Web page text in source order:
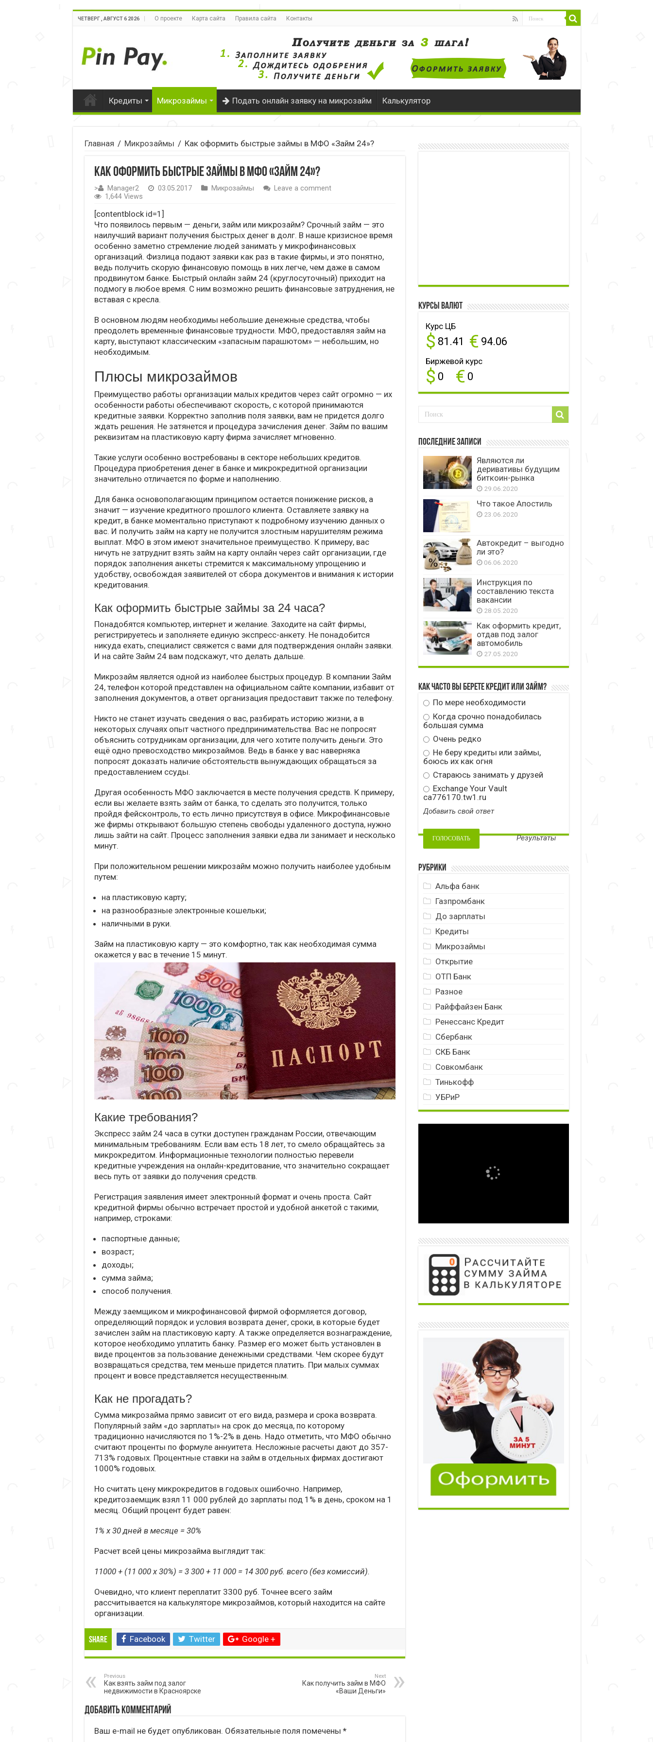
ЧЕТВЕРГ , АВГУСТ 6 2026 О проекте Карта сайта Правила сайта Контакты
Кредиты Микрозаймы Подать онлайн заявку на микрозайм Калькулятор
Главная / Микрозаймы / Как оформить быстрые займы в МФО «Займ 24»?
Как оформить быстрые займы в МФО «Займ 24»?
> Manager2 03.05.2017 Микрозаймы
Leave a comment
1,644 Views
[contentblock id=1]
Что появилось первым — деньги, займ или микрозайм? Срочный займ — это
наилучший вариант получения быстрых денег в долг. В наше кризисное время
особенно заметно стремление людей занимать у микрофинансовых
организаций. Физлица подают заявки как раз в такие фирмы, и это понятно,
ведь получить скорую финансовую помощь в них легче, чем даже в самом
продвинутом банке. Быстрый онлайн займ 24 (круглосуточный) приходит на
подмогу в любое время. С ним возможно решить финансовые затруднения, не
вставая с кресла.
В основном людям необходимы небольшие денежные средства, чтобы
преодолеть временные финансовые трудности. МФО, предоставляя займ на
карту, выступают классическим «запасным парашютом» — небольшим, но
необходимым.
Плюсы микрозаймов
Преимущество работы организации малых кредитов через сайт огромно — их
особенности работы обеспечивают скорость, с которой принимаются
кредитные заявки. Корректно заполнив поля заявки, вам не придется долго
ждать решения. Не затянется и процедура зачисления денег. Займ по вашим
реквизитам на пластиковую карту фирма зачисляет мгновенно.
Такие услуги особенно востребованы в секторе небольших кредитов.
Процедура приобретения денег в банке и микрокредитной организации
значительно отличается по форме и наполнению.
Для банка основополагающим принципом остается понижение рисков, а
значит — изучение кредитного прошлого клиента. Оставляете заявку на
кредит, в банке моментально приступают к подробному изучению данных о
вас. И получить займ на карту не получится злостным нарушителям режима
выплат. МФО в этом имеют значительное преимущество. К примеру, вас
ничуть не затруднит взять займ на карту онлайн через сайт организации, где
порядок заполнения анкеты стремится к максимальному упрощению и
удобству, освобождая заявителей от сбора документов и внимания к истории
кредитования.
Как оформить быстрые займы за 24 часа?
Понадобятся компьютер, интернет и желание. Заходите на сайт фирмы,
регистрируетесь и заполняете единую экспресс-анкету. Не понадобится
никуда ехать, специалист свяжется с вами для подтверждения онлайн заявки.
И на сайте Займ 24 вам подскажут, что делать дальше.
Микрозайм является одной из наиболее быстрых процедур. В компании Займ
24, телефон которой представлен на официальном сайте компании, избавит от
заполнения документов, а ответ организация предоставит также по телефону.
Никто не станет изучать сведения о вас, разбирать историю жизни, а в
некоторых случаях опыт частного предпринимательства. Вас не попросят
объяснить сотрудникам организации, для чего хотите получить деньги. Это
ещё одно превосходство микрозаймов. Ведь в банке у вас наверняка
попросят доказать наличие обстоятельств вынуждающих обращаться за
предоставлением ссуды.
Другая особенность МФО заключается в месте получения средств. К примеру,
если вы желаете взять займ от банка, то сделать это получится, только
пройдя фейсконтроль, то есть лично присутствуя в офисе. Микрофинансовые
же фирмы открывают большую степень свободы удаленного доступа, нужно
лишь зайти на сайт. Процесс заполнения заявки едва ли занимает и несколько
минут.
При положительном решении микрозайм можно получить наиболее удобным
путем:
на пластиковую карту;
на разнообразные электронные кошельки;
наличными в руки.
Займ на пластиковую карту — это комфортно, так как необходимая сумма
окажется у вас в течение 15 минут.
Какие требования?
Экспресс займ 24 часа в сутки доступен гражданам России, отвечающим
минимальным требованиям. Если вам есть 18 лет, то смело обращайтесь за
микрокредитом. Информационные технологии полностью перевели
кредитные учреждения на онлайн-кредитование, что значительно сокращает
весь путь от заявки до получения средств.
Регистрация заявления имеет электронный формат и очень проста. Сайт
кредитной фирмы обычно встречает простой и удобной анкетой с такими,
например, строками:
паспортные данные;
возраст;
доходы;
сумма займа;
способ получения.
Между заемщиком и микрофинансовой фирмой оформляется договор,
определяющий порядок и условия возврата денег, сроки, в которые будет
зачислен займ на пластиковую карту. А также определяется вознаграждение,
которое необходимо уплатить банку. Размер его может быть установлен в
виде процентов за пользование денежными средствами. Чем скорее будут
возвращаться средства, тем меньше придется платить. При малых суммах
процент и вовсе представляется несущественным.
Как не прогадать?
Сумма микрозайма прямо зависит от его вида, размера и срока возврата.
Популярный займ «до зарплаты» на срок до месяца, по которому
традиционно начисляются по 1%-2% в день. Надо отметить, что МФО обычно
считают проценты по формуле аннуитета. Несложные расчеты дают до 357-
713% годовых. Процентные ставки на займ в отдельных фирмах достигают
1000% годовых.
Но считать цену микрокредитов в годовых ошибочно. Например,
кредитозаемщик взял 11 000 рублей до зарплаты под 1% в день, сроком на 1
месяц. Общий процент будет равен:
1% х 30 дней в месяце = 30%
Расчет всей цены микрозайма выглядит так:
11000 + (11 000 х 30%) = 3 300 + 11 000 = 14 300 руб. всего (без комиссий).
Очевидно, что клиент переплатит 3300 руб. Точнее всего займ
рассчитывается на калькуляторе микрозаймов, который находится на сайте
организации.
Share Facebook Twitter Google +
Previous
Как взять займ под залог
недвижимости в Красноярске
Next
Как получить займ в МФО
«Ваши Деньги»
Добавить комментарий
Ваш e-mail не будет опубликован. Обязательные поля помечены *
Курсы валют
Курс ЦБ
$ 81.41 € 94.06
Биржевой курс
$ 0 € 0
Последние записи
Являются ли
деривативы будущим
биткоин-рынка
29.06.2020
Что такое Апостиль
23.06.2020
Автокредит – выгодно
ли это?
06.06.2020
Инструкция по
составлению текста
вакансии
28.05.2020
Как оформить кредит,
отдав под залог
автомобиль
27.05.2020
Как часто вы берете кредит или займ?
По мере необходимости
Когда срочно понадобилась
большая сумма
Очень редко
Не беру кредиты или займы,
боюсь их как огня
Стараюсь занимать у друзей
Exchange Your Vault
ca776170.tw1.ru
Добавить свой ответ
Результаты
Рубрики
Альфа банк
Газпромбанк
До зарплаты
Кредиты
Микрозаймы
Открытие
ОТП Банк
Разное
Райффайзен Банк
Ренессанс Кредит
Сбербанк
СКБ Банк
Совкомбанк
Тинькофф
УБРиР